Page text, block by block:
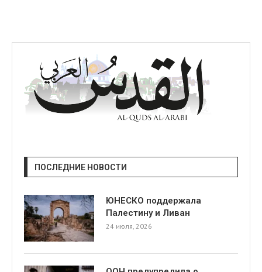
ПОСЛЕДНИЕ НОВОСТИ
ЮНЕСКО поддержала
Палестину и Ливан
24 июля, 2026